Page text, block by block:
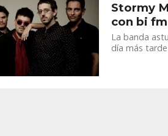
Stormy
con bi fm
La banda
día más